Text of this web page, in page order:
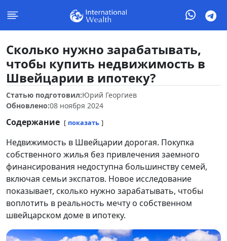
Сколько нужно зарабатывать,
чтобы купить недвижимость в
Швейцарии в ипотеку?
Статью подготовил:Юрий Георгиев
Обновлено:08 ноября 2024
Содержание показать
Недвижимость в Швейцарии дорогая. Покупка
собственного жилья без привлечения заемного
финансирования недоступна большинству семей,
включая семьи экспатов. Новое исследование
показывает, сколько нужно зарабатывать, чтобы
воплотить в реальность мечту о собственном
швейцарском доме в ипотеку.